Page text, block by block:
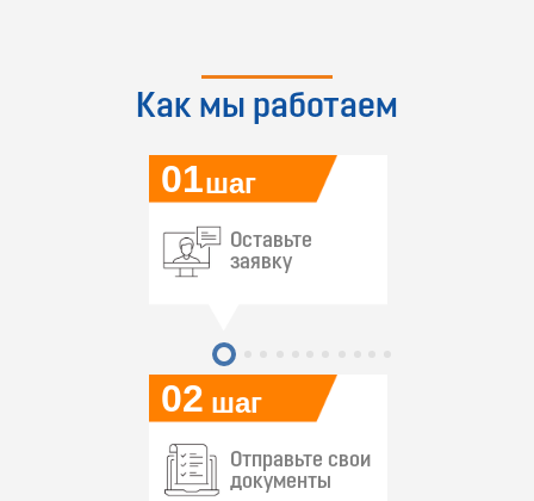
Как мы работаем
02
01
Оставьте
заявку
шаг
шаг
Отправьте свои
документы